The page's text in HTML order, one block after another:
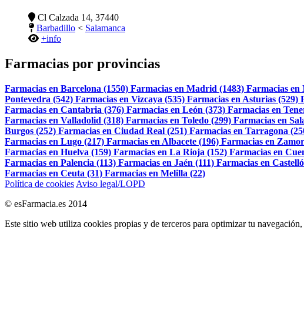
Cl Calzada 14, 37440
Barbadillo < Salamanca
+info
Farmacias por provincias
Farmacias en Barcelona (1550) Farmacias en Madrid (1483) Farmacias en
Pontevedra (542) Farmacias en Vizcaya (535) Farmacias en Asturias (529)
Farmacias en Cantabria (376) Farmacias en León (373) Farmacias en
Farmacias en Valladolid (318) Farmacias en Toledo (299) Farmacias en
Burgos (252) Farmacias en Ciudad Real (251) Farmacias en Tarragona
Farmacias en Lugo (217) Farmacias en Albacete (196) Farmacias en
Farmacias en Huelva (159) Farmacias en La Rioja (152) Farmacias en
Farmacias en Palencia (113) Farmacias en Jaén (111) Farmacias en
Farmacias en Ceuta (31) Farmacias en Melilla (22)
Política de cookies Aviso legal/LOPD
© esFarmacia.es 2014
Este sitio web utiliza cookies propias y de terceros para optimizar tu